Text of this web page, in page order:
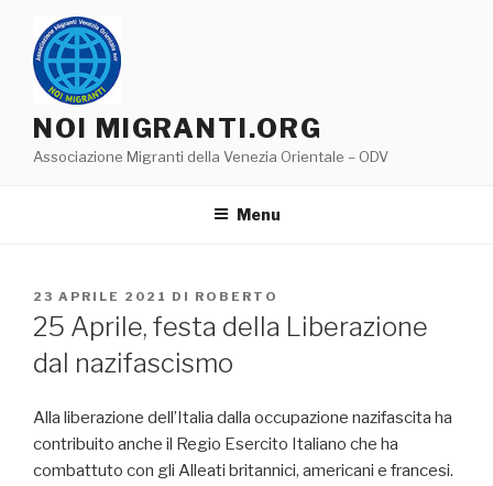
contenuto
NOI MIGRANTI.ORG
Associazione Migranti della Venezia Orientale – ODV
Menu
PUBBLICATO
IL
23 APRILE 2021 DI ROBERTO
25 Aprile, festa della Liberazione
dal nazifascismo
Alla liberazione dell’Italia dalla occupazione nazifascita ha
contribuito anche il Regio Esercito Italiano che ha
combattuto con gli Alleati britannici, americani e francesi.